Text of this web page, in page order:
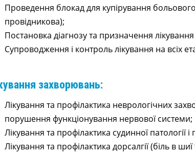
Проведення блокад для купірування
провідникова);
Постановка діагнозу та призначення
Супроводження і контроль лікування на всіх
захворювань:
Лікування та профілактика неврологічних
порушення функціонування нервової системи;
Лікування та профілактика судинної
Лікування та профілактика дорсалгії (біль в шиї